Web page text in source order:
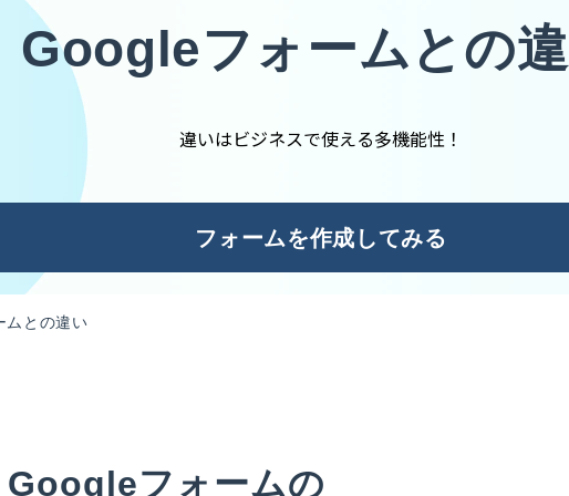
Googleフォームとの
違いはビジネスで使える多機能性！
フォームを作成してみる
ムとの違い
フォームの